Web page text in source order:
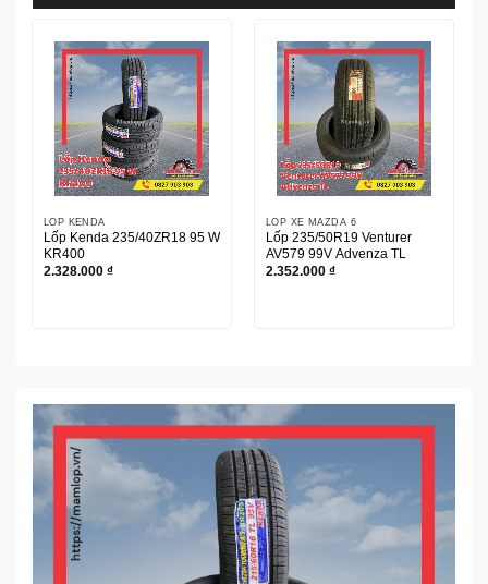
LỐP KENDA
Lốp Kenda 235/40ZR18 95 W
KR400
2.328.000 ₫
LỐP XE MAZDA 6
Lốp 235/50R19 Venturer
AV579 99V Advenza TL
2.352.000 ₫